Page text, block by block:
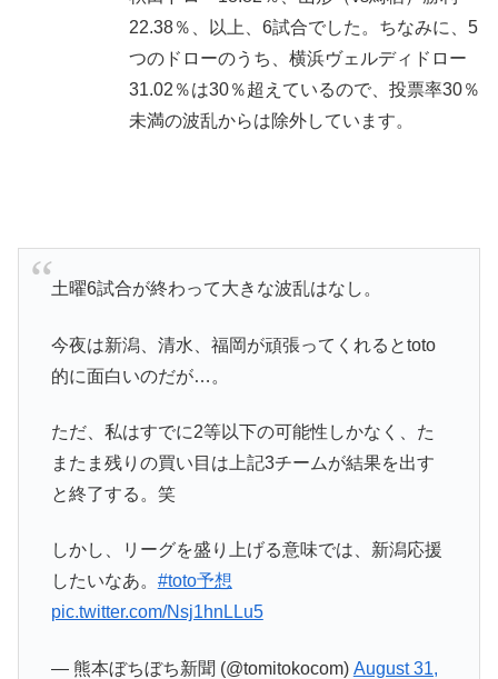
22.38％、以上、6試合でした。ちなみに、5
つのドローのうち、横浜ヴェルディドロー
31.02％は30％超えているので、投票率30％
未満の波乱からは除外しています。
土曜6試合が終わって大きな波乱はなし。
今夜は新潟、清水、福岡が頑張ってくれるとtoto
的に面白いのだが…。
ただ、私はすでに2等以下の可能性しかなく、た
またま残りの買い目は上記3チームが結果を出す
と終了する。笑
しかし、リーグを盛り上げる意味では、新潟応援
したいなあ。 #toto予想
pic.twitter.com/Nsj1hnLLu5
— 熊本ぼちぼち新聞 (@tomitokocom) August 31,